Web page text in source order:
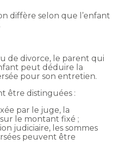
diffère selon que l’enfant
de divorce, le parent qui
peut déduire la
pour son entretien.
être distinguées :
par le juge, la
le montant fixé ;
judiciaire, les sommes
peuvent être